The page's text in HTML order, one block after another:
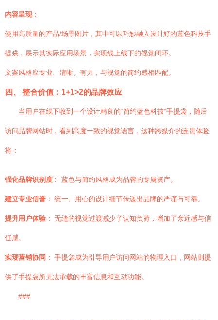
内容呈现：
使用高质量的产品/场景图片，其中可以巧妙融入设计好的蓝色科技手
提袋，展示其实际应用场景，实现线上线下的视觉闭环。
文案风格应专业、清晰、有力，与视觉的简约感相匹配。
四、 整合价值：1+1>2的品牌效应
当用户在线下收到一个设计精良的“简约蓝色科技”手提袋，随后
访问品牌网站时，看到高度一致的视觉语言，这种跨媒介的连贯体验
将：
强化品牌识别度 ： 蓝色与简约风格成为品牌的专属资产。
建立专业信誉 ： 统一、用心的设计细节传递出品牌的严谨与可靠。
提升用户体验 ： 无缝的视觉过渡减少了认知负荷，增加了亲近感与信
任感。
实现营销协同 ： 手提袋成为引导用户访问网站的物理入口，网站则提
供了手提袋所无法承载的丰富信息和互动功能。
###